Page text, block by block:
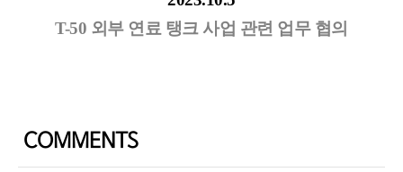
T-50 외부 연료 탱크 사업 관련 업무 협의
COMMENTS